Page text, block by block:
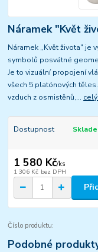
Náramek "Květ
Náramek ,,Květ života" je
symbolů posvátné
Je to vizuální propojení
všech 5 platónových
vzduch z osmistěnů,...
Dostupnost
1 580 Kč/ks
1 306 Kč bez DPH
Číslo produktu:
Podobné